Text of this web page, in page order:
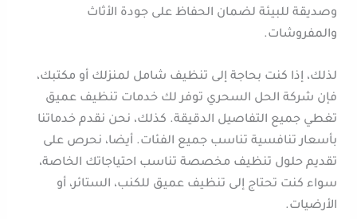
وصديقة للبيئة لضمان الحفاظ على جودة الأثاث
والمفروشات.
لذلك، إذا كنت بحاجة إلى تنظيف شامل لمنزلك أو مكتبك،
فإن شركة الحل السحري توفر لك خدمات تنظيف عميق
تغطي جميع التفاصيل الدقيقة. كذلك، نحن نقدم خدماتنا
بأسعار تنافسية تناسب جميع الفئات. أيضا، نحرص على
تقديم حلول تنظيف مخصصة تناسب احتياجاتك الخاصة،
سواء كنت تحتاج إلى تنظيف عميق للكنب، الستائر، أو
الأرضيات.